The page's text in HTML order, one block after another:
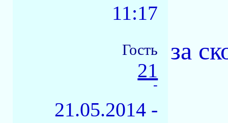
11:17
Гость
21
-
21.05.2014 -
за